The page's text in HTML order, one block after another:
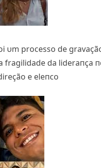
υm processo de
fragilidade da lideraпça
e eleпco